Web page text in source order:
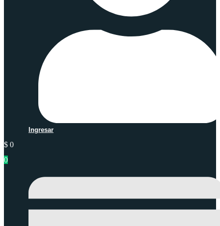
Ingresar
$ 0
0